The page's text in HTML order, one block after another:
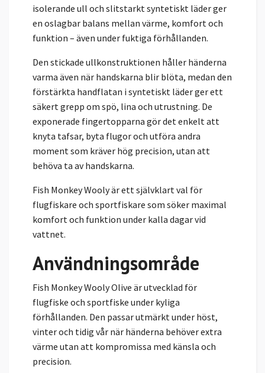
isolerande ull och slitstarkt syntetiskt läder ger
en oslagbar balans mellan värme, komfort och
funktion – även under fuktiga förhållanden.
Den stickade ullkonstruktionen håller händerna
varma även när handskarna blir blöta, medan den
förstärkta handflatan i syntetiskt läder ger ett
säkert grepp om spö, lina och utrustning. De
exponerade fingertopparna gör det enkelt att
knyta tafsar, byta flugor och utföra andra
moment som kräver hög precision, utan att
behöva ta av handskarna.
Fish Monkey Wooly är ett självklart val för
flugfiskare och sportfiskare som söker maximal
komfort och funktion under kalla dagar vid
vattnet.
Användningsområde
Fish Monkey Wooly Olive är utvecklad för
flugfiske och sportfiske under kyliga
förhållanden. Den passar utmärkt under höst,
vinter och tidig vår när händerna behöver extra
värme utan att kompromissa med känsla och
precision.